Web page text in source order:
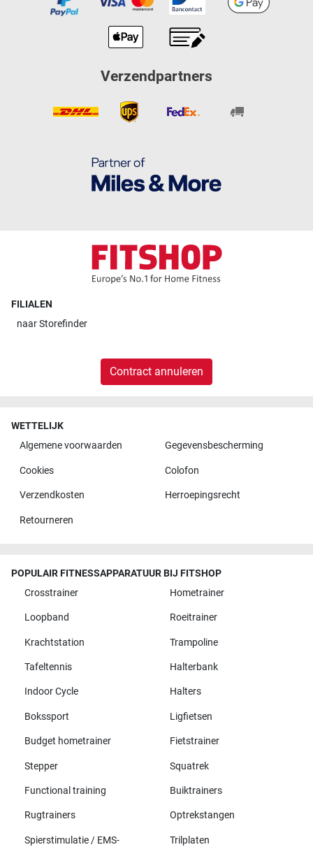
Verzendpartners
FILIALEN
naarStorefinder
Contract annuleren
WETTELIJK
Algemene voorwaarden
Gegevensbescherming
Cookies Colofon
Verzendkosten Herroepingsrecht
Retourneren
POPULAIR FITNESSAPPARATUUR BIJ FITSHOP
Crosstrainer
Hometrainer
Loopband Roeitrainer
Krachtstation Trampoline
Tafeltennis Halterbank
Indoor Cycle Halters
Bokssport Ligfietsen
Budget hometrainer Fietstrainer
Stepper Squatrek
Functional training Buiktrainers
Rugtrainers Optrekstangen
Spierstimulatie / EMS- Trilplaten